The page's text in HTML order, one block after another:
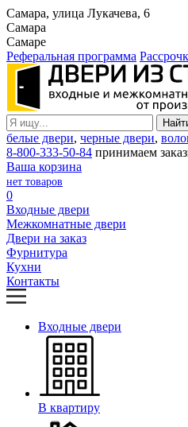
Самара, улица Лукачева, 6
Самара
Самаре
Реферальная программа
белые двери, черные двери,
8-800-333-50-84 принимаем
Ваша корзина
нет товаров
0
Входные двери
Межкомнатные двери
Двери на заказ
Фурнитура
Кухни
Контакты
Входные двери
В квартиру